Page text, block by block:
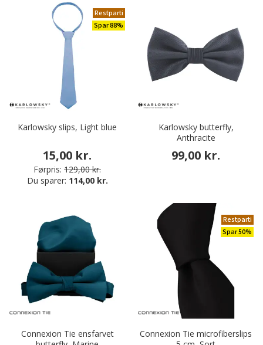
Restparti
Spar 88%
Karlowsky slips, Light blue
15,00 kr.
Førpris: 129,00 kr.
Du sparer: 114,00 kr.
Karlowsky butterfly,
Anthracite
99,00 kr.
Connexion Tie ensfarvet
Restparti
Spar 50%
Connexion Tie microfiberslips